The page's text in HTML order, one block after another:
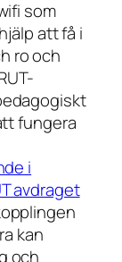
som
att få i
ro och
fungera
i
avdraget
kan
och